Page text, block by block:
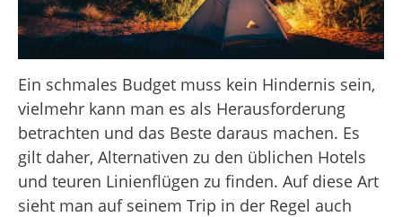
Ein schmales Budget muss kein Hindernis sein,
vielmehr kann man es als Herausforderung
betrachten und das Beste daraus machen. Es
gilt daher, Alternativen zu den üblichen Hotels
und teuren Linienflügen zu finden. Auf diese Art
sieht man auf seinem Trip in der Regel auch